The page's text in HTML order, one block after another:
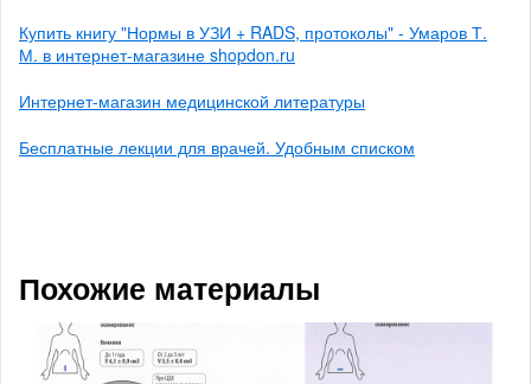
Купить книгу "Нормы в УЗИ + RADS, протоколы" - Умаров Т.
М. в интернет-магазине shopdon.ru
Интернет-магазин медицинской литературы
Бесплатные лекции для врачей. Удобным списком
Похожие материалы